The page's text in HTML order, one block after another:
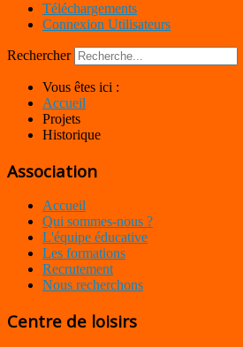
Téléchargements
Connexion Utilisateurs
Rechercher
Vous êtes ici :
Accueil
Projets
Historique
Association
Accueil
Qui sommes-nous ?
L'équipe éducative
Les formations
Recrutement
Nous recherchons
Centre de loisirs